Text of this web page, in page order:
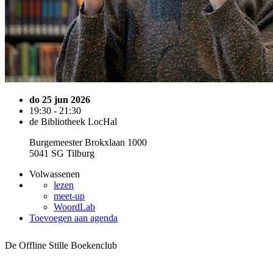
do 25 jun 2026
19:30 - 21:30
de Bibliotheek LocHal
Burgemeester Brokxlaan 1000
5041 SG Tilburg
Volwassenen
lezen
meet-up
WoordLab
Toevoegen aan agenda
De Offline Stille Boekenclub